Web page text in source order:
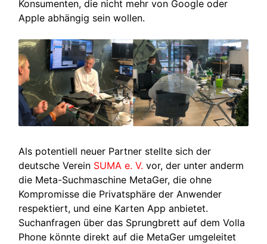
Konsumenten, die nicht mehr von Google oder
Apple abhängig sein wollen.
Als potentiell neuer Partner stellte sich der
deutsche Verein SUMA e. V. vor, der unter anderm
die Meta-Suchmaschine MetaGer, die ohne
Kompromisse die Privatsphäre der Anwender
respektiert, und eine Karten App anbietet.
Suchanfragen über das Sprungbrett auf dem Volla
Phone könnte direkt auf die MetaGer umgeleitet